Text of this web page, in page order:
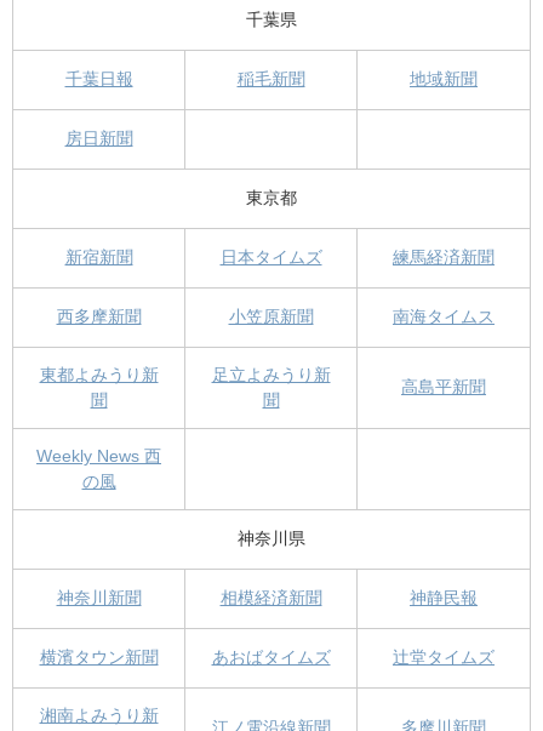
千葉県
千葉日報 稲毛新聞 地域新聞
房日新聞
東京都
新宿新聞 日本タイムズ 練馬経済新聞
西多摩新聞 小笠原新聞 南海タイムス
東都よみうり新
聞
足立よみうり新
聞
高島平新聞
Weekly News 西
の風
神奈川県
神奈川新聞 相模経済新聞 神静民報
横濱タウン新聞 あおばタイムズ 辻堂タイムズ
湘南よみうり新
江ノ電沿線新聞 多摩川新聞